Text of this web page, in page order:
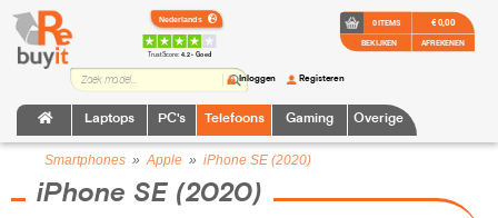
TrustScore:4.2 • Goed
Laptops PC's Telefoons Gaming Overige
Inloggen Registeren
0 ITEMS
BEKIJKEN
€ 0,00
AFREKENEN
Smartphones »Apple » iPhone SE (2020)
iPhone SE (2020)